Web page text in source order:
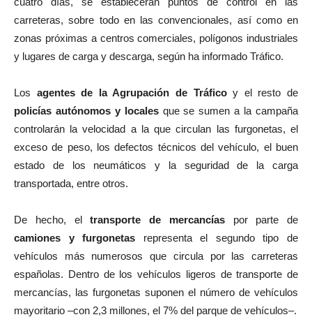
carreteras, sobre todo en las convencionales, así como en
zonas próximas a centros comerciales, polígonos industriales
y lugares de carga y descarga, según ha informado Tráfico.
Los agentes de la Agrupación de Tráficoy el resto de
policías autónomos y localesque se sumen a la campaña
controlarán la velocidad a la que circulan las furgonetas, el
exceso de peso, los defectos técnicos del vehículo, el buen
estado de los neumáticos y la seguridad de la carga
transportada, entre otros.
De hecho, eltransporte de mercancíaspor parte de
camiones y furgonetas representa el segundo tipo de
vehículos más numerosos que circula por las carreteras
españolas. Dentro de los vehículos ligeros de transporte de
mercancías, las furgonetas suponen el número de vehículos
mayoritario –con 2,3 millones, el 7% del parque de vehículos–.